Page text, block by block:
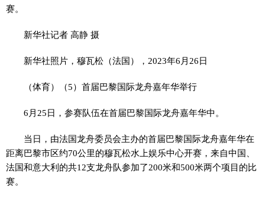
赛。
新华社记者 高静 摄
新华社照片，穆瓦松（法国），2023年6月26日
（体育）（5）首届巴黎国际龙舟嘉年华举行
6月25日，参赛队伍在首届巴黎国际龙舟嘉年华中。
当日，由法国龙舟委员会主办的首届巴黎国际龙舟嘉年华在
距离巴黎市区约70公里的穆瓦松水上娱乐中心开赛，来自中国、
法国和意大利的共12支龙舟队参加了200米和500米两个项目的比
赛。